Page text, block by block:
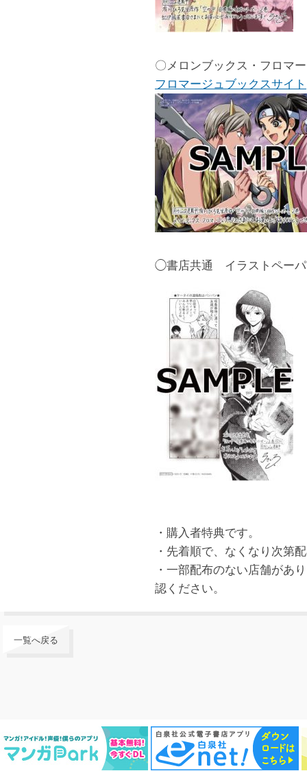
〇メロンブックス・フロマ
フロマージュブックスサイト
◯書店共通 イラストペー
・購入者特典です。
・先着順で、なくなり次第
・一部配布のない店舗があ
認ください。
一覧へ戻る